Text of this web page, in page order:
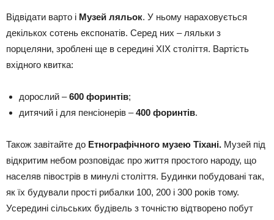
Відвідати варто і Музей ляльок. У ньому нараховується
декількох сотень експонатів. Серед них – ляльки з
порцеляни, зроблені ще в середині XIX століття. Вартість
вхідного квитка:
дорослий –600 форинтів;
дитячий і для пенсіонерів –400 форинтів.
Також завітайте до Етнографічного музею Тіхані. Музей під
відкритим небом розповідає про життя простого народу, що
населяв півострів в минулі століття. Будинки побудовані так,
як їх будували прості рибалки 100, 200 і 300 років тому.
Усередині сільських будівель з точністю відтворено побут